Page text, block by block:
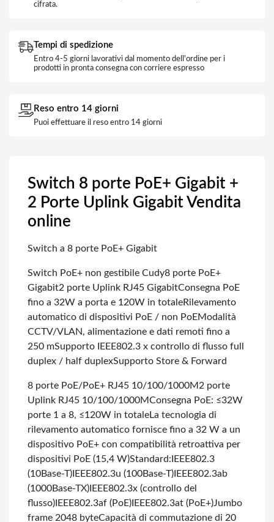
cifrata.
Tempi di spedizione
Entro 4-5 giorni lavorativi dal momento dell'ordine per i
prodotti in pronta consegna con corriere espresso
Reso entro 14 giorni
Puoi effettuare il reso entro 14 giorni
Switch 8 porte PoE+ Gigabit +
2 Porte Uplink Gigabit Vendita
online
Switch a 8 porte PoE+ Gigabit
Switch PoE+ non gestibile Cudy8 porte PoE+
Gigabit2 porte Uplink RJ45 GigabitConsegna PoE
fino a 32W a porta e 120W in totaleRilevamento
automatico di dispositivi PoE / non PoEModalità
CCTV/VLAN, alimentazione e dati remoti fino a
250 mSupporto IEEE802.3 x controllo di flusso full
duplex / half duplexSupporto Store & Forward
8 porte PoE/PoE+ RJ45 10/100/1000M 2 porte
Uplink RJ45 10/100/1000MConsegna PoE: ≤32W
porte 1 a 8, ≤120W in totaleLa tecnologia di
rilevamento automatico fornisce fino a 32 W a un
dispositivo PoE+ con compatibilità retroattiva per
dispositivi PoE (15,4 W)Standard: IEEE802.3
(10Base-T) IEEE802.3u (100Base-T) IEEE802.3ab
(1000Base-TX) IEEE802.3x (controllo del
flusso) IEEE802.3af (PoE) IEEE802.3at (PoE+)Jumbo
frame 2048 byteCapacità di commutazione di 20